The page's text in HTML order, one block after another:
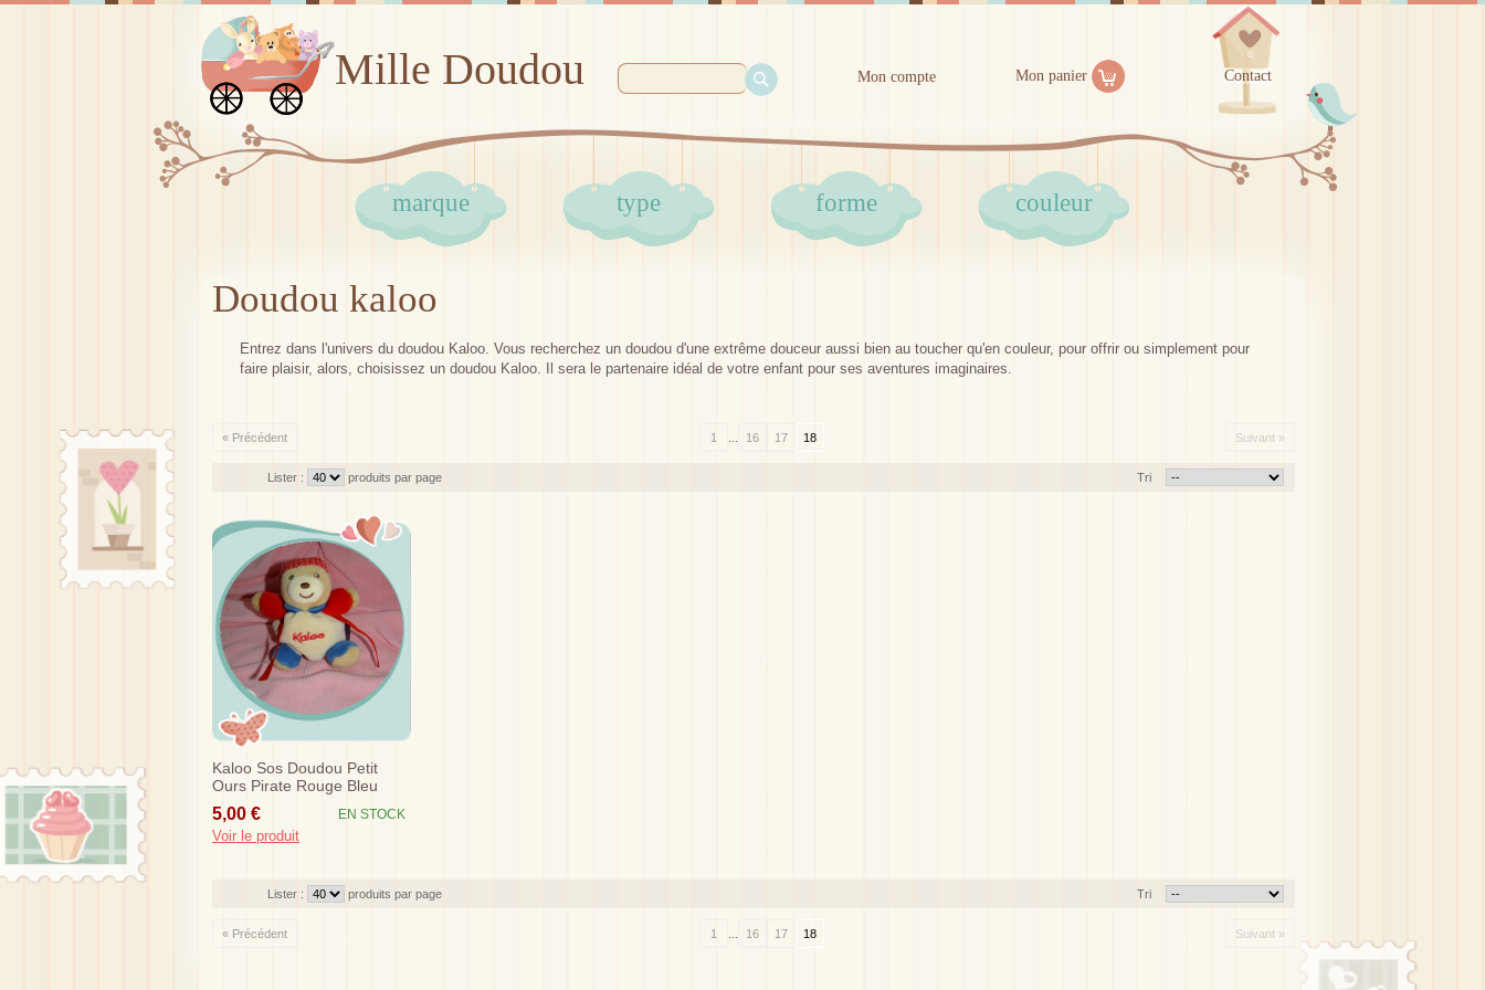
Mille Doudou Mon compte Mon panier Contact
marque type forme couleur
Doudou kaloo
Entrez dans l'univers du doudou Kaloo. Vous recherchez un doudou d'une extrême douceur aussi bien au toucher qu'en couleur, pour offrir ou simplement pour
faire plaisir, alors, choisissez un doudou Kaloo. Il sera le partenaire idéal de votre enfant pour ses aventures imaginaires.
« Précédent 1 ... 16 17 18 Suivant »
Tri
Lister : produits par page
Kaloo Sos Doudou Petit
Ours Pirate Rouge Bleu
5,00 € EN STOCK
Voir le produit
Tri
Lister : produits par page
« Précédent 1 16 17 18 Suivant »